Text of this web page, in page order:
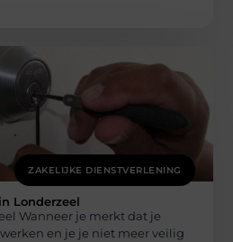
ZAKELIJKE DIENSTVERLENING
Londerzeel
Wanneer je merkt dat je
en je je niet meer veilig